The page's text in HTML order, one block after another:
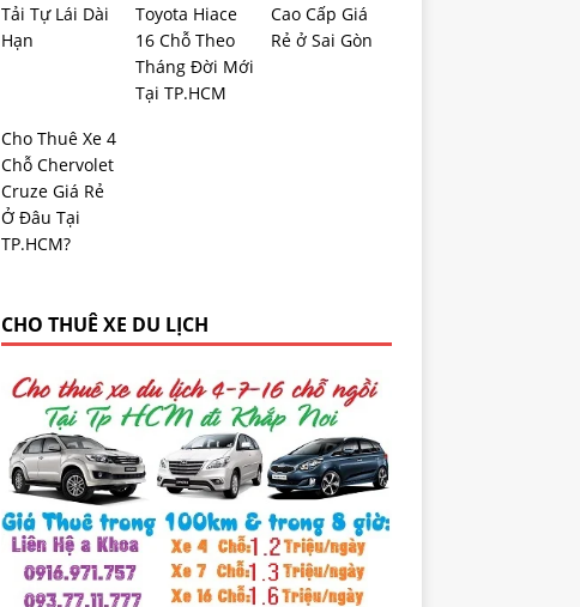
Tải Tự Lái Dài
Hạn
Toyota Hiace
16 Chỗ Theo
Tháng Đời Mới
Tại TP.HCM
Cao Cấp Giá
Rẻ ở Sai Gòn
Cho Thuê Xe 4
Chỗ Chervolet
Cruze Giá Rẻ
Ở Đâu Tại
TP.HCM?
CHO THUÊ XE DU LỊCH